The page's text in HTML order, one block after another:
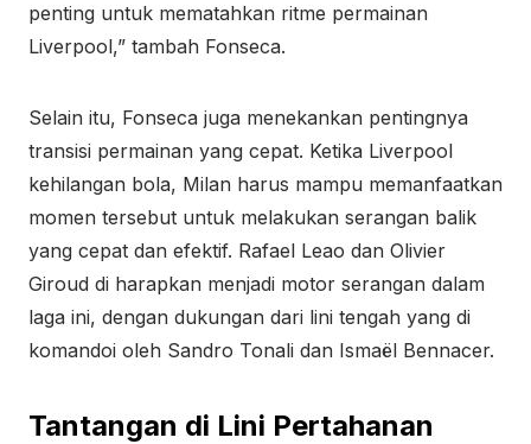
penting untuk mematahkan ritme permainan
Liverpool,” tambah Fonseca.
Selain itu, Fonseca juga menekankan pentingnya
transisi permainan yang cepat. Ketika Liverpool
kehilangan bola, Milan harus mampu memanfaatkan
momen tersebut untuk melakukan serangan balik
yang cepat dan efektif. Rafael Leao dan Olivier
Giroud di harapkan menjadi motor serangan dalam
laga ini, dengan dukungan dari lini tengah yang di
komandoi oleh Sandro Tonali dan Ismaël Bennacer.
Tantangan di Lini Pertahanan